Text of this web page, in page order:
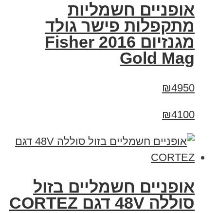
אופניים חשמליות
מתקפלות פישר גולד
מגנזיום 2016 Fisher
Gold Mag
₪4950
₪4100
אופניים חשמליים בזול
סוללה 48V דגם CORTEZ